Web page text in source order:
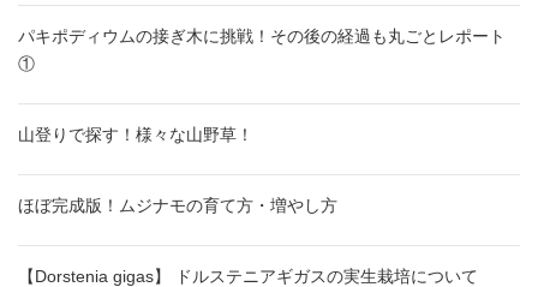
パキポディウムの接ぎ木に挑戦！その後の経過も丸ごとレポート
①
山登りで探す！様々な山野草！
ほぼ完成版！ムジナモの育て方・増やし方
【Dorstenia gigas】 ドルステニアギガスの実生栽培について